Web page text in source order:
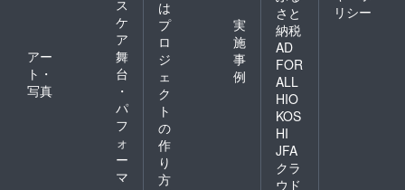
ス
ケ
ア
アー
ト・
写真
舞
台
・
パ
フ
ォ
ー
マ
は
プ
ロ
ジ
ェ
ク
ト
の
作
り
方
実
施
事
例
さと
納税
AD
FOR
ALL
HIO
KOS
HI
JFA
クラ
ウド
リシー